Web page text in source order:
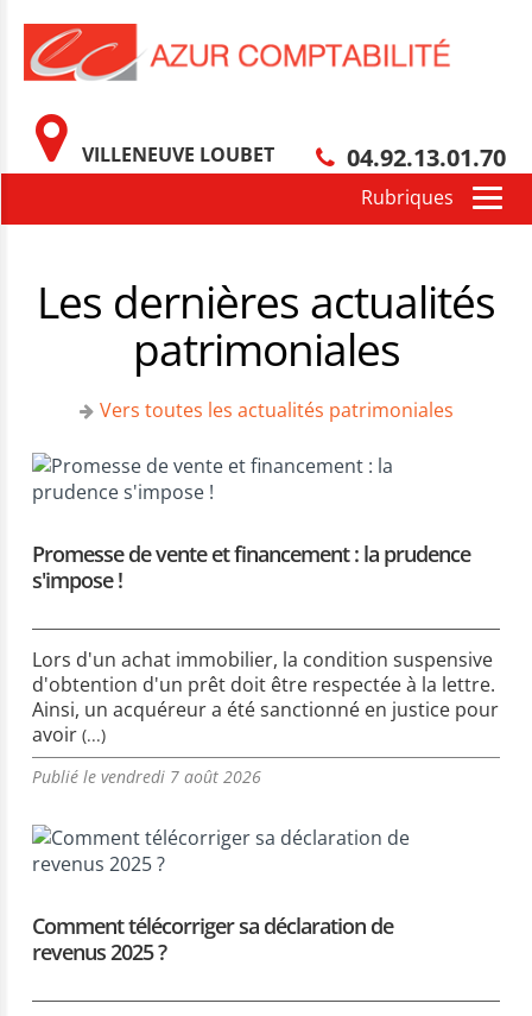
VILLENEUVE LOUBET 04.92.13.01.70
Les dernières actualités
patrimoniales
Vers toutes les actualités patrimoniales
Promesse de vente et financement : la prudence
s'impose !
Lors d'un achat immobilier, la condition suspensive
d'obtention d'un prêt doit être respectée à la lettre.
Ainsi, un acquéreur a été sanctionné en justice pour
avoir (...)
Publié le vendredi 7 août 2026
Comment télécorriger sa déclaration de
revenus 2025 ?